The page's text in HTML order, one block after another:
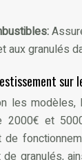
aux granulés
sur
les
2000€ et
granulés,